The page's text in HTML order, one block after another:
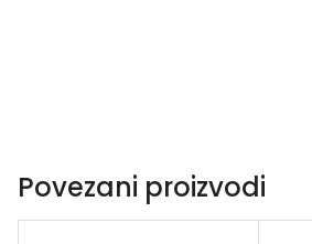
Povezani proizvodi